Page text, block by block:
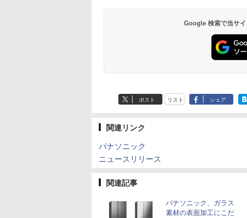
Google 検索で当サ
ポスト リスト シェア
関連リンク
パナソニック
ニュースリリース
関連記事
パナソニック、ガラス
素材の表面加工にこだ